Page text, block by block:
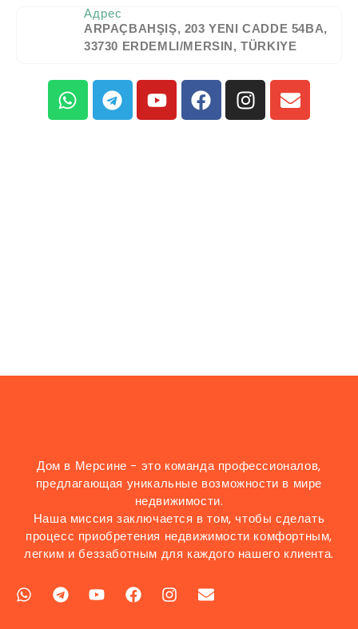
Адрес
ARPAÇBAHŞIŞ, 203 YENI CADDE 54BA,
33730 ERDEMLI/MERSIN, TÜRKIYE
Дом в Мерсине - это команда профессионалов,
предлагающая уникальные возможности в мире
недвижимости.
Наша миссия заключается в том, чтобы сделать
процесс приобретения недвижимости комфортным,
легким и беззаботным для каждого нашего клиента.